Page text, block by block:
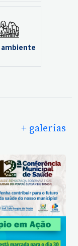
ambiente
+ galerias